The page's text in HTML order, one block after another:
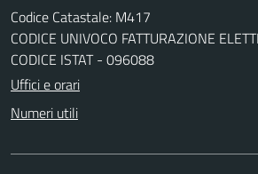
Codice Catastale: M417
CODICE UNIVOCO FATTURAZIONE
CODICE ISTAT - 096088
Uffici e orari
Numeri utili